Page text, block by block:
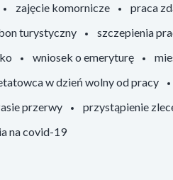
zajęcie komornicze praca
turystyczny szczepienia
wniosek o emeryturę
w dzień wolny od pracy
przerwy przystąpienie
na covid-19